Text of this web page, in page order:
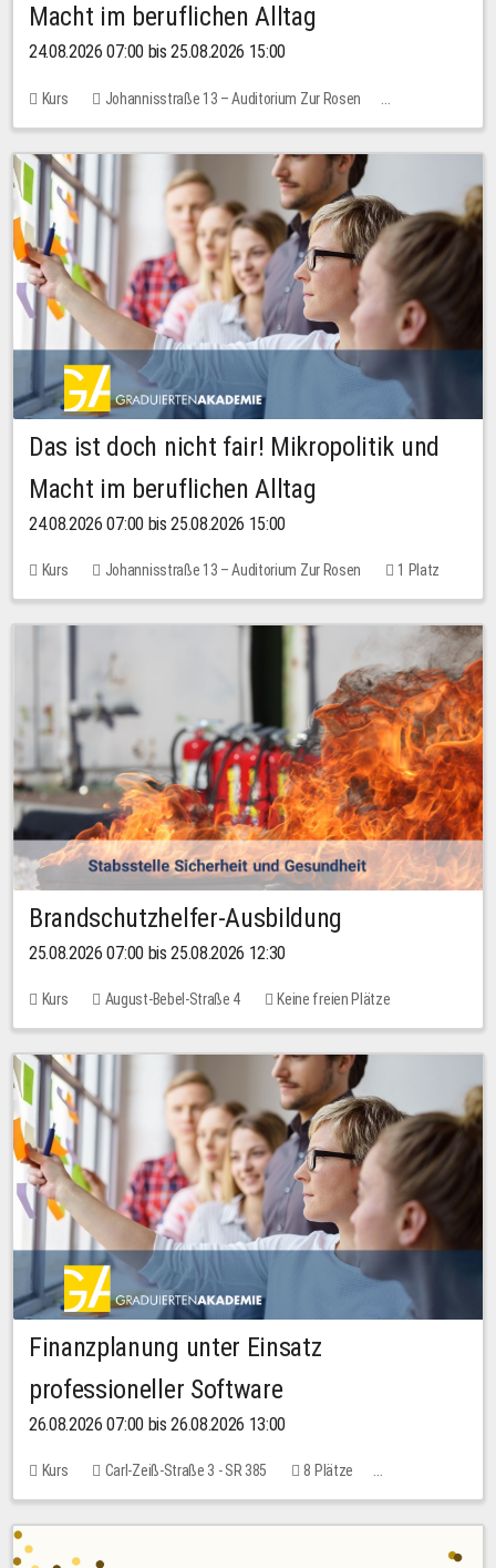
Macht im beruflichen Alltag
24.08.2026 07:00 bis 25.08.2026 15:00
Kurs
Johannisstraße 13 – Auditorium Zur Rosen
Keine freien Plätze
Das ist doch nicht fair! Mikropolitik und
Macht im beruflichen Alltag
24.08.2026 07:00 bis 25.08.2026 15:00
Kurs Johannisstraße 13 – Auditorium Zur Rosen
1 Platz
30,00 EUR
Brandschutzhelfer-Ausbildung
25.08.2026 07:00 bis 25.08.2026 12:30
Kurs August-Bebel-Straße 4 Keine freien Plätze
Finanzplanung unter Einsatz
professioneller Software
26.08.2026 07:00 bis 26.08.2026 13:00
Kurs Carl-Zeiß-Straße 3 - SR 385
8 Plätze
20,00 EUR